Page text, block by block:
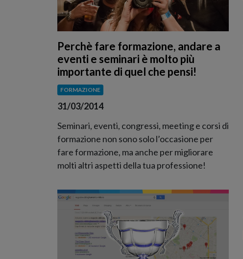
Perchè fare formazione, andare a
eventi e seminari è molto più
importante di quel che pensi!
FORMAZIONE
31/03/2014
Seminari, eventi, congressi, meeting e corsi di
formazione non sono solo l’occasione per
fare formazione, ma anche per migliorare
molti altri aspetti della tua professione!